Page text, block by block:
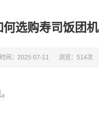
何选购寿司饭团机
间：2025-07-11 浏览：514次